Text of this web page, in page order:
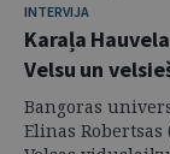
INTERVIJA
Karaļa
Velsu un
Bangoras
Elinas